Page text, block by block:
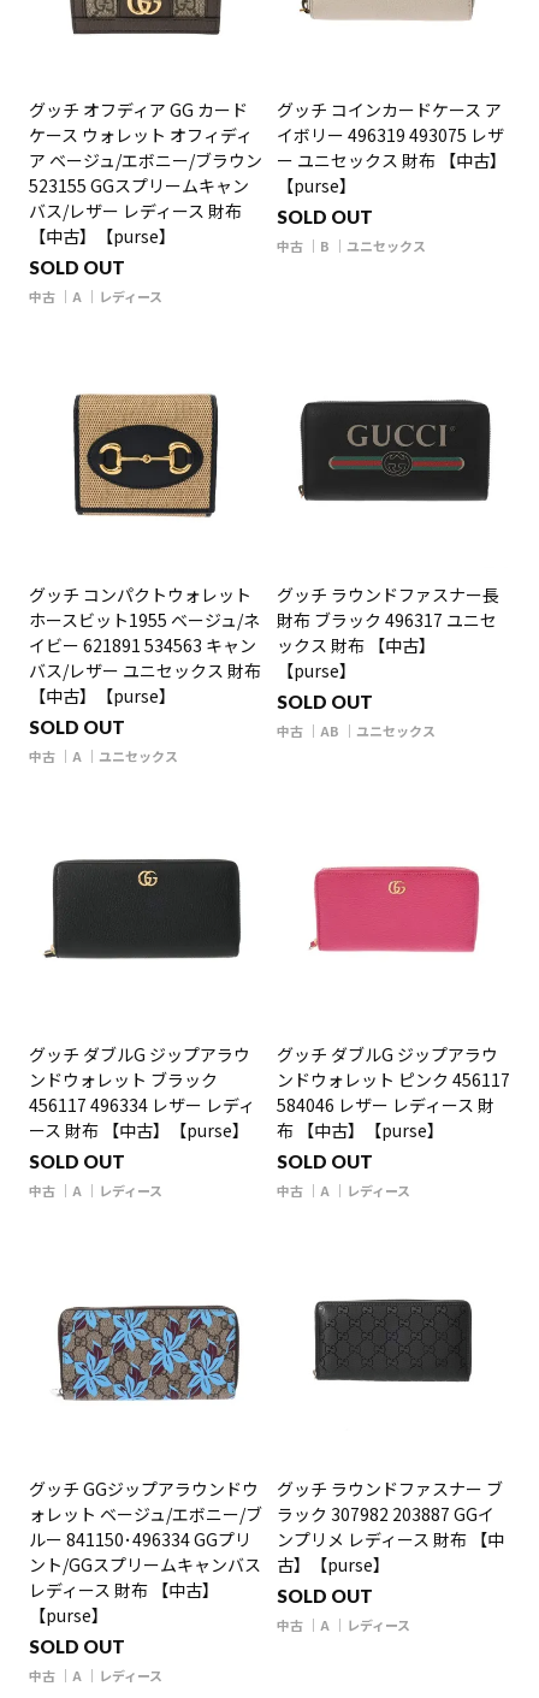
グッチ オフディア GG カード
ケース ウォレット オフィディ
ア ベージュ/エボニー/ブラウン
523155 GGスプリームキャン
バス/レザー レディース 財布
【中古】【purse】
SOLD OUT
中古 A レディース
グッチ コインカードケース ア
イボリー 496319 493075 レザ
ー ユニセックス 財布 【中古】
【purse】
SOLD OUT
中古 B ユニセックス
グッチ コンパクトウォレット
ホースビット1955 ベージュ/ネ
イビー 621891 534563 キャン
バス/レザー ユニセックス 財布
【中古】【purse】
SOLD OUT
中古 A ユニセックス
グッチ ラウンドファスナー長
財布 ブラック 496317 ユニセ
ックス 財布 【中古】
【purse】
SOLD OUT
中古 AB ユニセックス
グッチ ダブルG ジップアラウ
ンドウォレット ブラック
456117 496334 レザー レディ
ース 財布 【中古】【purse】
SOLD OUT
中古 A レディース
グッチ ダブルG ジップアラウ
ンドウォレット ピンク 456117
584046 レザー レディース 財
布 【中古】【purse】
SOLD OUT
中古 A レディース
グッチ GGジップアラウンドウ
ォレット ベージュ/エボニー/ブ
ルー 841150･496334 GGプリ
ント/GGスプリームキャンバス
レディース 財布 【中古】
【purse】
SOLD OUT
中古 A レディース
グッチ ラウンドファスナー ブ
ラック 307982 203887 GGイ
ンプリメ レディース 財布 【中
古】【purse】
SOLD OUT
中古 A レディース